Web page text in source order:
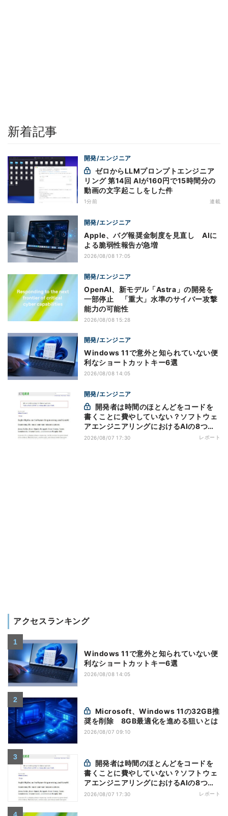
新着記事
開発/エンジニア
リング 第14回 AIが160円で15時間分の
動画の文字起こしをした件
1分前 連載
開発/エンジニア
Apple、バグ報奨金制度を見直し AIに
よる脆弱性報告が急増
2026/08/08 17:05
開発/エンジニア
OpenAI、新モデル「Astra」の開発を
一部停止 「重大」水準のサイバー攻撃
能力の可能性
2026/08/08 15:28
開発/エンジニア
Windows 11で意外と知られていない便
利なショートカットキー6選
2026/08/08 14:05
開発/エンジニア
書くことに費やしていない？ソフトウェ
アエンジニアリングにおけるAIの8つの
神話への賛否
2026/08/07 17:30 レポート
アクセスランキング
Windows 11で意外と知られていない便
利なショートカットキー6選
2026/08/08 14:05
奨を削除 8GB最適化を進める狙いとは
2026/08/07 09:10
書くことに費やしていない？ソフトウェ
アエンジニアリングにおけるAIの8つの
神話への賛否
2026/08/07 17:30 レポート